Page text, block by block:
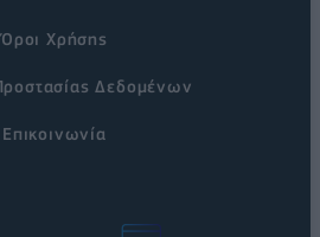
Όροι Χρήσης
Δεδομένων
Επικοινωνία